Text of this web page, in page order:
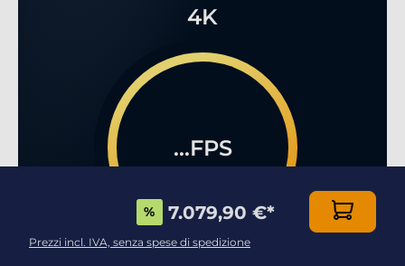
4K
...FPS
% 7.079,90 €*
Prezzi incl. IVA, senza spese di spedizione